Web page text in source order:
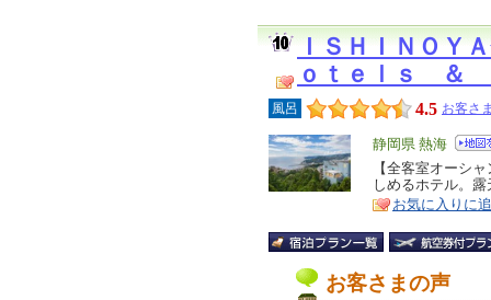
ＩＳＨＩＮＯＹ
ｏｔｅｌｓ ＆
風呂 4.5 お客さ
エ
リ
ア
静岡県 熱海
特
徴
【全客室オーシ
しめるホテル。
お気に入りに
お客さまの声